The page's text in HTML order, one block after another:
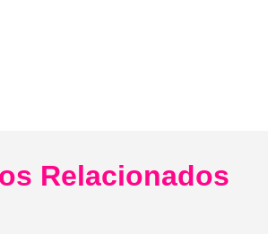
Relacionados